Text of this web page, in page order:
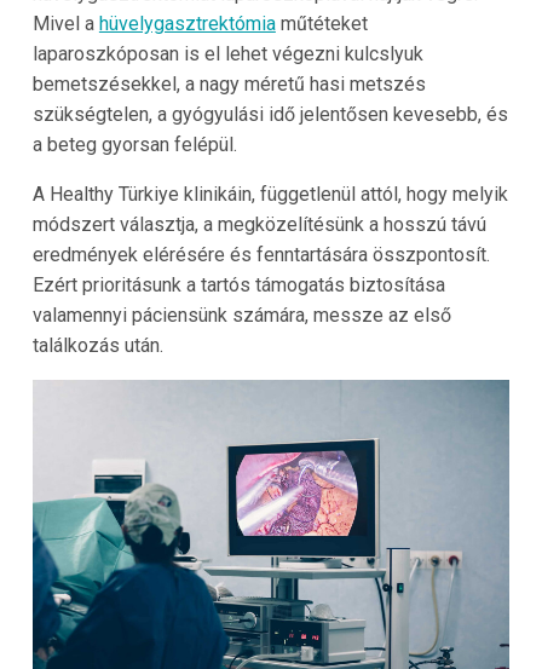
Mivel a hüvelygasztrektómiaműtéteket
laparoszkóposan is el lehet végezni kulcslyuk
bemetszésekkel, a nagy méretű hasi metszés
szükségtelen, a gyógyulási idő jelentősen kevesebb, és
a beteg gyorsan felépül.
A Healthy Türkiye klinikáin, függetlenül attól, hogy melyik
módszert választja, a megközelítésünk a hosszú távú
eredmények elérésére és fenntartására összpontosít.
Ezért prioritásunk a tartós támogatás biztosítása
valamennyi páciensünk számára, messze az első
találkozás után.